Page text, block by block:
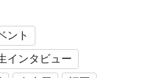
ント
インタビュー